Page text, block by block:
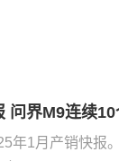
问界M9连续
年1月产销快报